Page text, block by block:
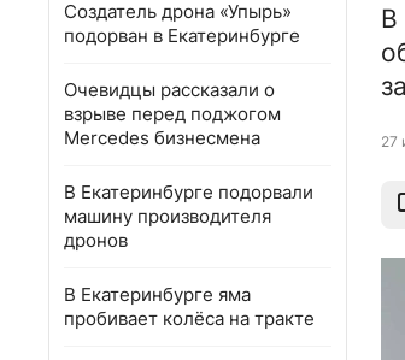
Создатель дрона «Упырь»
подорван в Екатеринбурге
Очевидцы рассказали о
взрыве перед поджогом
Mercedes бизнесмена
В Екатеринбурге подорвали
машину производителя
дронов
В Екатеринбурге яма
пробивает колёса на тракте
В
27